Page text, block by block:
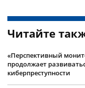
Читайте
«Перспективный
продолжает
киберпреступности